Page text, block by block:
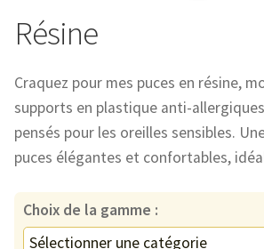
Démarche éco-
Bijou sur-mesure
Anti-allergies
Résine
Craquez pour mes puces en résine,
supports en plastique anti-
pensés pour les oreilles sensibles.
puces élégantes et confortables,
Choix de la gamme :
Sélectionner